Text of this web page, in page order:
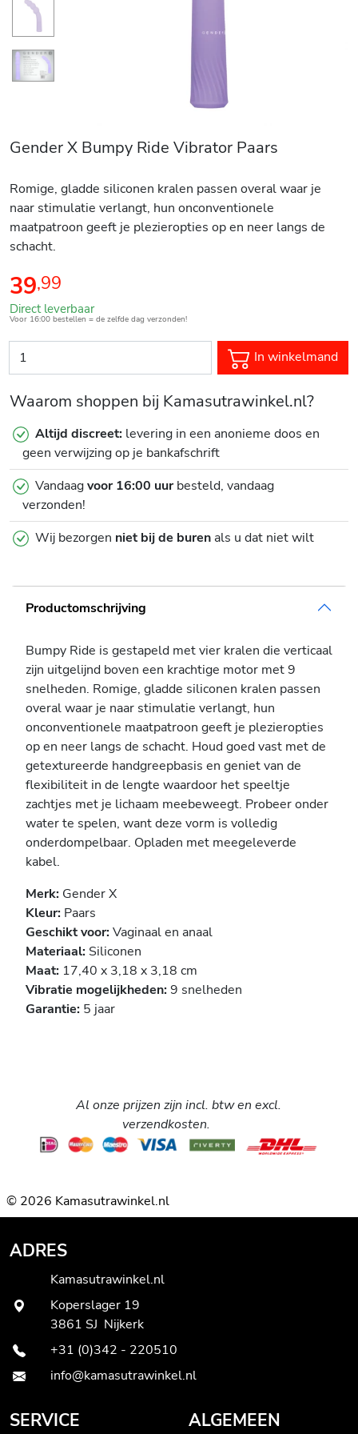
Gender X Bumpy Ride Vibrator Paars
Romige, gladde siliconen kralen passen overal waar je
naar stimulatie verlangt, hun onconventionele
maatpatroon geeft je plezieropties op en neer langs de
schacht.
39,99
Direct leverbaar
Voor 16:00 bestellen = de zelfde dag verzonden!
In winkelmand
Waarom shoppen bij Kamasutrawinkel.nl?
Altijd discreet: levering in een anonieme doos en
geen verwijzing op je bankafschrift
Vandaagvoor 16:00 uurbesteld, vandaag
verzonden!
Wij bezorgen niet bij de burenals u dat niet wilt
Productomschrijving
Bumpy Ride is gestapeld met vier kralen die verticaal
zijn uitgelijnd boven een krachtige motor met 9
snelheden. Romige, gladde siliconen kralen passen
overal waar je naar stimulatie verlangt, hun
onconventionele maatpatroon geeft je plezieropties
op en neer langs de schacht. Houd goed vast met de
getextureerde handgreepbasis en geniet van de
flexibiliteit in de lengte waardoor het speeltje
zachtjes met je lichaam meebeweegt. Probeer onder
water te spelen, want deze vorm is volledig
onderdompelbaar. Opladen met meegeleverde
kabel.
Merk: Gender X
Kleur: Paars
Geschikt voor:Vaginaal en anaal
Materiaal: Siliconen
Maat: 17,40 x 3,18 x 3,18 cm
Vibratie mogelijkheden:9 snelheden
Garantie: 5 jaar
Al onze prijzen zijn incl. btw en excl.
verzendkosten.
© 2026 Kamasutrawinkel.nl
ADRES
Kamasutrawinkel.nl
Koperslager 19
3861 SJ Nijkerk
+31 (0)342 - 220510
info@kamasutrawinkel.nl
SERVICE ALGEMEEN